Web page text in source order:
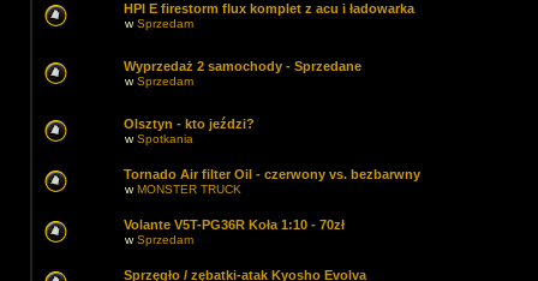
HPI E firestorm flux komplet z acu i ładowarka
wSprzedam
Wyprzedaż 2 samochody - Sprzedane
wSprzedam
Olsztyn - kto jeździ?
wSpotkania
Tornado Air filter Oil - czerwony vs. bezbarwny
wMONSTER TRUCK
Volante V5T-PG36R Koła 1:10 - 70zł
wSprzedam
Sprzęgło / zębatki-atak Kyosho Evolva